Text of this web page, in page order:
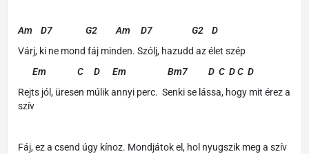
Am D7 G2 Am D7 G2 D
Várj, ki ne mond fáj minden. Szólj, hazudd az élet szép
Em C D Em
Bm7 D C D C D
Rejts jól, üresen múlik annyi perc. Senki se lássa, hogy mit érez a
szív
Fáj, ez a csend úgy kínoz. Mondjátok el, hol nyugszik meg a szív